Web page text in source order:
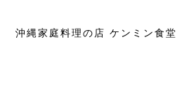
沖縄家庭料理の店 ケンミン食堂